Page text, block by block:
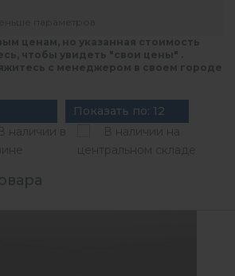
ценам, но указанная стоимость
чтобы увидеть "свои цены" .
с менеджером в своем городе
Показать по: 12
наличии в
В наличии на
центральном складе